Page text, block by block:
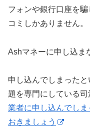
フォンや銀行口座を
コミしかありません。
Ashマネーに申し込ま
申し込んでしまった
題を専門にしている
業者に申し込んでし
おきましょう